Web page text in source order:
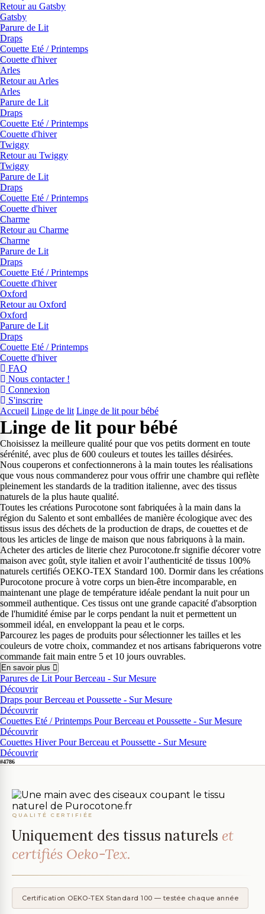
Retour au Gatsby
Gatsby
Parure de Lit
Draps
Couette Eté / Printemps
Couette d'hiver
Arles
Retour au Arles
Arles
Parure de Lit
Draps
Couette Eté / Printemps
Couette d'hiver
Twiggy
Retour au Twiggy
Twiggy
Parure de Lit
Draps
Couette Eté / Printemps
Couette d'hiver
Charme
Retour au Charme
Charme
Parure de Lit
Draps
Couette Eté / Printemps
Couette d'hiver
Oxford
Retour au Oxford
Oxford
Parure de Lit
Draps
Couette Eté / Printemps
Couette d'hiver
FAQ
Nous contacter !
Connexion
S'inscrire
Accueil Linge de lit Linge de lit pour bébé
Linge de lit pour bébé
Choisissez la meilleure qualité pour que vos petits dorment en toute
sérénité, avec plus de 600 couleurs et toutes les tailles désirées.
Nous couperons et confectionnerons à la main toutes les réalisations
que vous nous commanderez pour vous offrir une chambre qui reflète
pleinement les standards de la tradition italienne, avec des tissus
naturels de la plus haute qualité.
Toutes les créations Purocotone sont fabriquées à la main dans la
région du Salento et sont emballées de manière écologique avec des
tissus issus des déchets de la production de draps, de couettes et de
tous les articles de linge de maison que nous fabriquons à la main.
Acheter des articles de literie chez Purocotone.fr signifie décorer votre
maison avec goût, style italien et avoir l’authenticité de tissus 100%
naturels certifiés OEKO-TEX Standard 100. Dormir dans les créations
Purocotone procure à votre corps un bien-être incomparable, en
maintenant une plage de température idéale pendant la nuit pour un
sommeil authentique. Ces tissus ont une grande capacité d'absorption
de l'humidité émise par le corps pendant la nuit et permettent un
sommeil idéal, en enveloppant la peau et le corps.
Parcourez les pages de produits pour sélectionner les tailles et les
couleurs de votre choix, commandez et nos artisans fabriquerons votre
commande fait main entre 5 et 10 jours ouvrables.
En savoir plus
Parures de Lit Pour Berceau - Sur Mesure
Découvrir
Draps pour Berceau et Poussette - Sur Mesure
Découvrir
Couettes Eté / Printemps Pour Berceau et Poussette - Sur Mesure
Découvrir
Couettes Hiver Pour Berceau et Poussette - Sur Mesure
Découvrir
#4786
QUALITÉ CERTIFIÉE
Uniquement des tissus naturels et
certifiés Oeko-Tex.
Certification OEKO-TEX Standard 100 — testée chaque année